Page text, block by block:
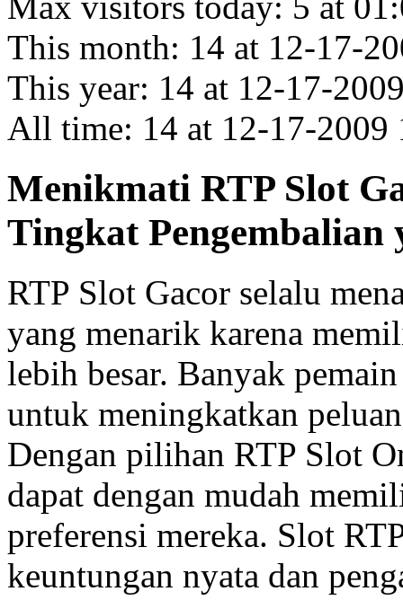
This month: 14 at 12-17-
This year: 14 at 12-17-
All time: 14 at 12-17-2009
Menikmati RTP Slot
Tingkat Pengembalian
RTP Slot Gacor selalu
yang menarik karena
lebih besar. Banyak
untuk meningkatkan
Dengan pilihan RTP Slot
dapat dengan mudah
preferensi mereka. Slot
keuntungan nyata dan